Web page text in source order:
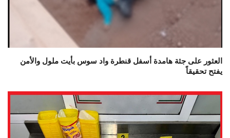
العثور على جثة هامدة أسفل قنطرة واد سوس بأيت ملول والأمن
يفتح تحقيقاً